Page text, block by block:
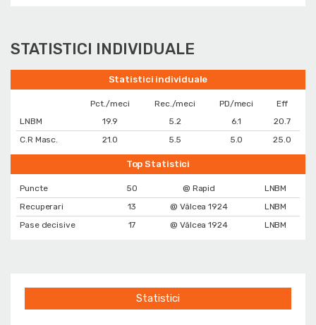
STATISTICI INDIVIDUALE
Statistici individuale
Pct./meci Rec./meci PD/meci
Eff
LNBM
19.9 5.2 6.1
20.7
C.R Masc.
21.0 5.5 5.0 25.0
Top Statistici
Puncte 50 @ Rapid
LNBM
Recuperari
13 @ Vâlcea 1924
LNBM
Pase decisive
17 @ Vâlcea 1924 LNBM
Statistici